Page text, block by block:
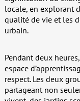
locale, en explorant
qualité de vie et les
urbain.
Pendant deux
espace
respect. Les deux
partageant non